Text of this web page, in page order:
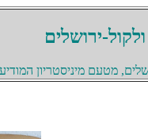
ירושלים
מטעם מיניסטריון